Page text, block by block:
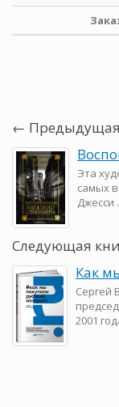
← Предыдущая
Эта
самых
Джесси
Следующая
Как
Сергей
2001